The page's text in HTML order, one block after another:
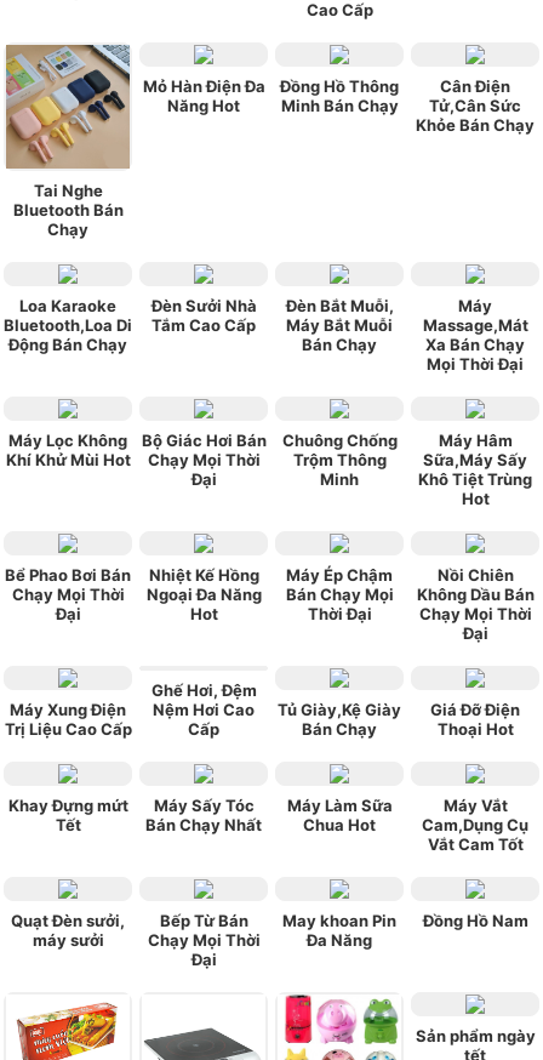
Cao Cấp
Tai Nghe
Bluetooth Bán
Chạy
Mỏ Hàn Điện Đa
Năng Hot
Đồng Hồ Thông
Minh Bán Chạy
Cân Điện
Tử,Cân Sức
Khỏe Bán Chạy
Loa Karaoke
Bluetooth,Loa Di
Động Bán Chạy
Đèn Sưởi Nhà
Tắm Cao Cấp
Đèn Bắt Muỗi,
Máy Bắt Muỗi
Bán Chạy
Máy
Massage,Mát
Xa Bán Chạy
Mọi Thời Đại
Máy Lọc Không
Khí Khử Mùi Hot
Bộ Giác Hơi Bán
Chạy Mọi Thời
Đại
Chuông Chống
Trộm Thông
Minh
Máy Hâm
Sữa,Máy Sấy
Khô Tiệt Trùng
Hot
Bể Phao Bơi Bán
Chạy Mọi Thời
Đại
Nhiệt Kế Hồng
Ngoại Đa Năng
Hot
Máy Ép Chậm
Bán Chạy Mọi
Thời Đại
Nồi Chiên
Không Dầu Bán
Chạy Mọi Thời
Đại
Máy Xung Điện
Trị Liệu Cao Cấp
Ghế Hơi, Đệm
Nệm Hơi Cao
Cấp
Tủ Giày,Kệ Giày
Bán Chạy
Giá Đỡ Điện
Thoại Hot
Khay Đựng mứt
Tết
Máy Sấy Tóc
Bán Chạy Nhất
Máy Làm Sữa
Chua Hot
Máy Vắt
Cam,Dụng Cụ
Vắt Cam Tốt
Quạt Đèn sưởi,
máy sưởi
Bếp Từ Bán
Chạy Mọi Thời
Đại
May khoan Pin
Đa Năng
Đồng Hồ Nam
Sản phẩm ngày
tết